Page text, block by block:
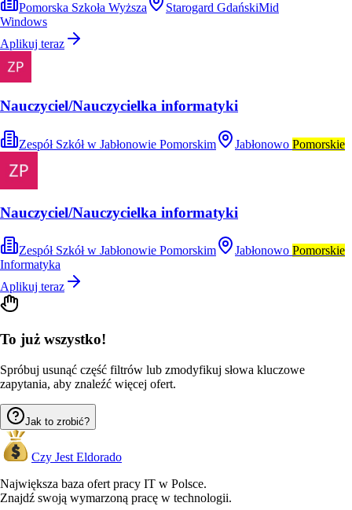
Pomorska Szkoła Wyższa Starogard GdańskiMid
Windows
Aplikuj teraz
Nauczyciel/Nauczycielka informatyki
Zespół Szkół w Jabłonowie Pomorskim Jabłonowo Pomorskie
Nauczyciel/Nauczycielka informatyki
Zespół Szkół w Jabłonowie Pomorskim Jabłonowo Pomorskie
Informatyka
Aplikuj teraz
To już wszystko!
Spróbuj usunąć część filtrów lub zmodyfikuj słowa kluczowe
zapytania, aby znaleźć więcej ofert.
Jak to zrobić?
Czy Jest Eldorado
Największa baza ofert pracy IT w Polsce.
Znajdź swoją wymarzoną pracę w technologii.